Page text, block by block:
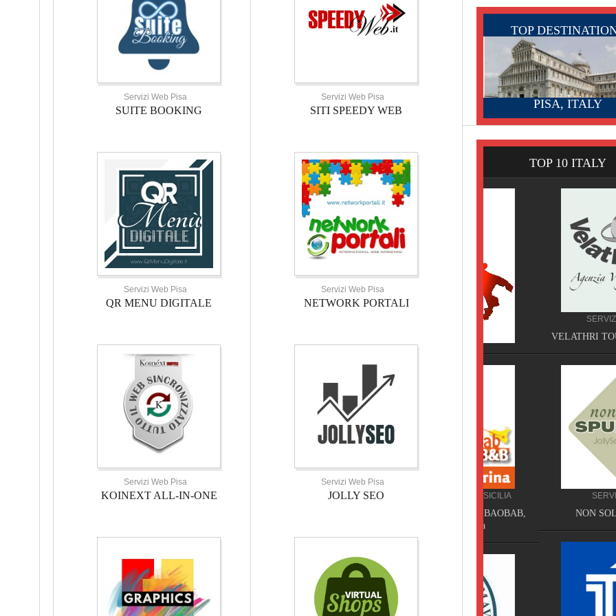
Servizi Web Pisa
SUITE BOOKING
Servizi Web Pisa
SITI SPEEDY WEB
Servizi Web Pisa
QR MENU DIGITALE
Servizi Web Pisa
NETWORK PORTALI
Servizi Web Pisa
KOINEXT ALL-IN-ONE
Servizi Web Pisa
JOLLY SEO
TOP
PISA, ITALY
TOP 10 ITALY
BED AND BREAKFAST SICILIA
SERVIZI TOSCANA
VELATHRI TOUR, Casciana
SERVIZI SICILIA
NON SOLO SPURGHI,